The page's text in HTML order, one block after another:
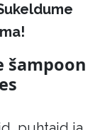
šampoon